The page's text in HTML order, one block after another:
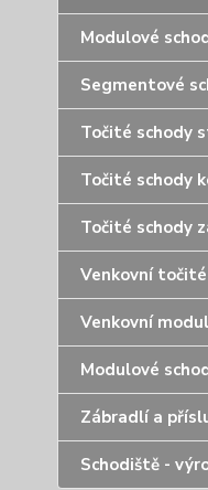
Modulové
Segmentové
Točité schody
Točité schody
Točité schody
Venkovní
Venkovní
Modulové
Zábradlí a
Schodiště -